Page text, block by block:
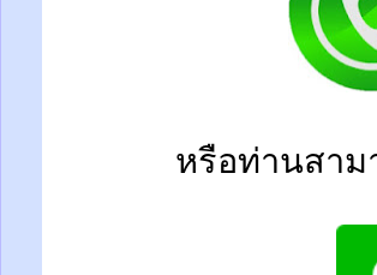
หรือท่านสาม